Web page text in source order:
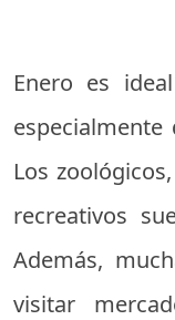
Enero es
Los
recreativos
Además,
visitar